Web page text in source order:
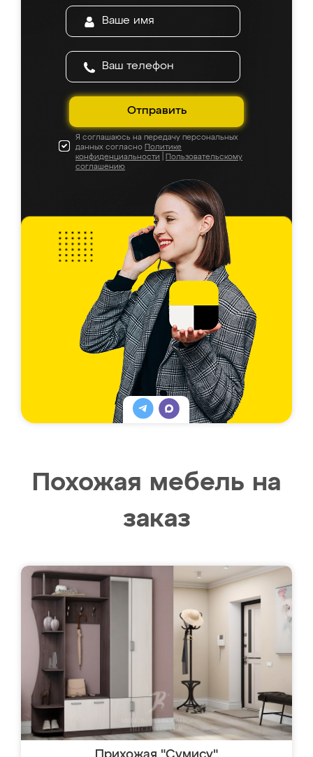
Отправить
Я соглашаюсь на передачу персональных
данных согласно Политике
конфиденциальности
Пользовательскому
соглашению
Похожая мебель на
заказ